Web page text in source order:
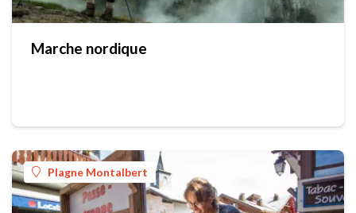
Marche nordique
Plagne Montalbert